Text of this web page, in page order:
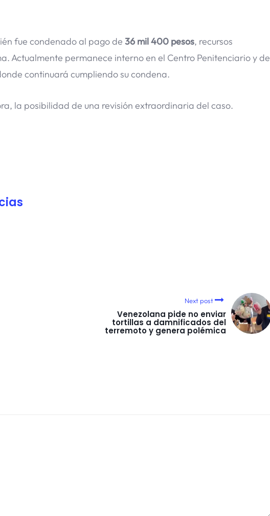
fue condenado al pago de 36 mil 400 pesos, recursos
Actualmente permanece interno en el Centro Penitenciario y de
continuará cumpliendo su condena.
la posibilidad de una revisión extraordinaria del caso.
Next post
Venezolana pide no enviar
tortillas a damnificados del
terremoto y genera polémica